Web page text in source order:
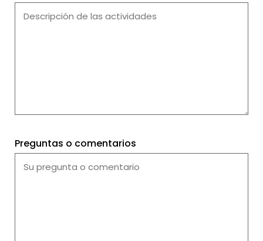
Preguntas o comentarios